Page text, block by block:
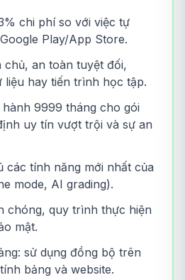
chi phí so với việc tự
Play/App Store.
chủ, an toàn tuyệt đối,
liệu hay tiến trình học tập.
9999 tháng cho gói
uy tín vượt trội và sự an
các tính năng mới nhất của
mode, AI grading).
chóng, quy trình thực hiện
mật.
sử dụng đồng bộ trên
bảng và website.